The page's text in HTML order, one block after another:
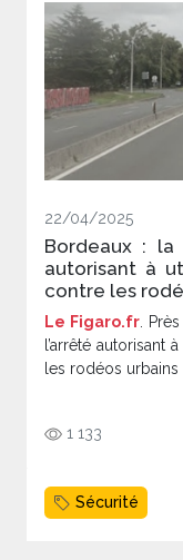
22/04/2025
Bordeaux : la
autorisant à
contre les
Le Figaro.fr .
l’arrêté
les rodéos urbains
1 133
Sécurité